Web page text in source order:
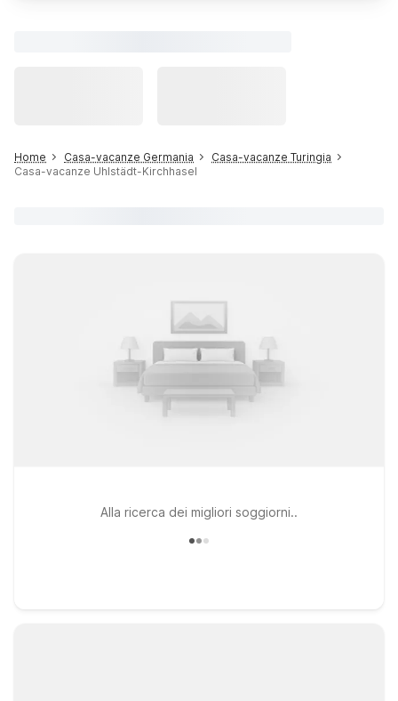
Home Casa-vacanze Germania
Casa-vacanze Turingia
Casa-vacanze Uhlstädt-Kirchhasel
Alla ricerca dei migliori soggiorni..